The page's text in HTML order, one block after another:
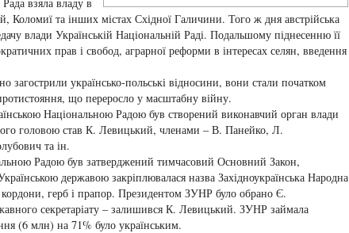
Коломиї та інших містах Східної Галичини. Того ж дня австрійська
влади Українській Національній Раді. Подальшому піднесенню її
прав і свобод, аграрної реформи в інтересах селян, введення
загострили українсько-польські відносини, вони стали початком
що переросло у масштабну війну.
Національною Радою був створений виконавчий орган влади
головою став К. Левицький, членами – В. Панейко, Л.
та ін.
Радою був затверджений тимчасовий Основний Закон,
державою закріплювалася назва Західноукраїнська Народна
герб і прапор. Президентом ЗУНР було обрано Є.
секретаріату – залишився К. Левицький. ЗУНР займала
(6 млн) на 71% було українським.